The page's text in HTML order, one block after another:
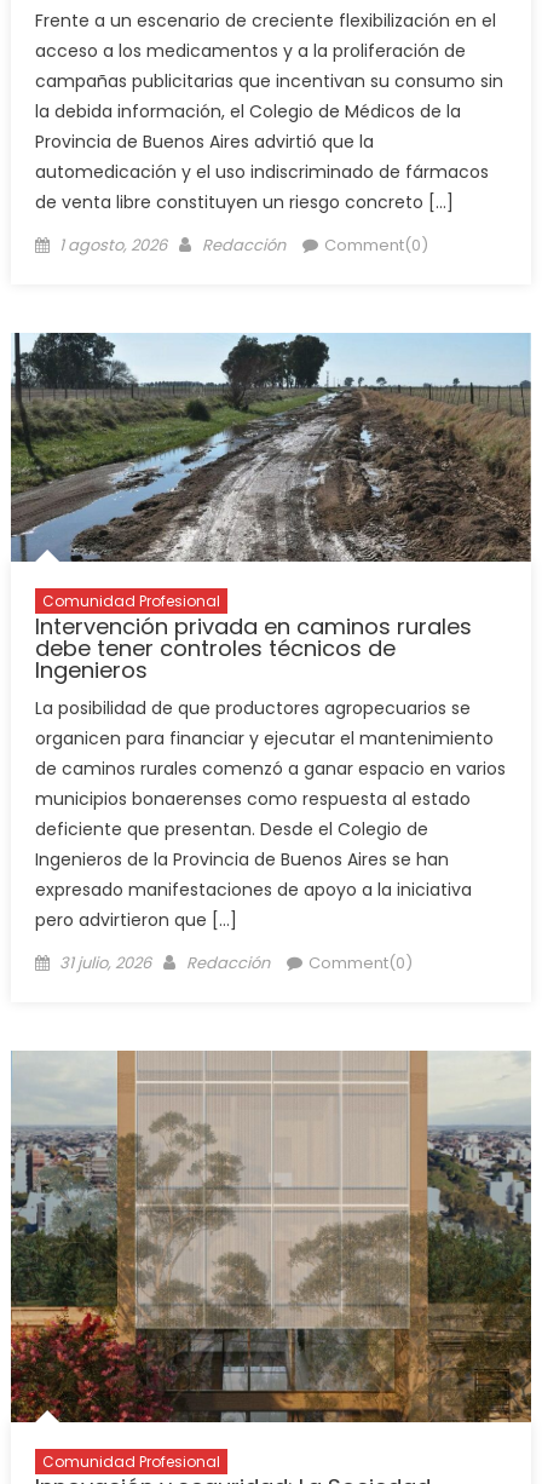
Frente a un escenario de creciente flexibilización en el
acceso a los medicamentos y a la proliferación de
campañas publicitarias que incentivan su consumo sin
la debida información, el Colegio de Médicos de la
Provincia de Buenos Aires advirtió que la
automedicación y el uso indiscriminado de fármacos
de venta libre constituyen un riesgo concreto […]
1 agosto, 2026 Redacción Comment(0)
Comunidad Profesional
Intervención privada en caminos rurales
debe tener controles técnicos de
Ingenieros
La posibilidad de que productores agropecuarios se
organicen para financiar y ejecutar el mantenimiento
de caminos rurales comenzó a ganar espacio en varios
municipios bonaerenses como respuesta al estado
deficiente que presentan. Desde el Colegio de
Ingenieros de la Provincia de Buenos Aires se han
expresado manifestaciones de apoyo a la iniciativa
pero advirtieron que […]
31 julio, 2026 Redacción Comment(0)
Comunidad Profesional